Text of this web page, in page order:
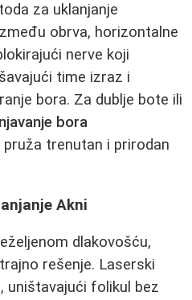
za uklanjanje
obrva, horizontalne
nerve koji
time izraz i
bora. Za dublje bote ili
bora
trenutan i prirodan
Akni
dlakovošću,
rešenje. Laserski
uništavajući folikul bez